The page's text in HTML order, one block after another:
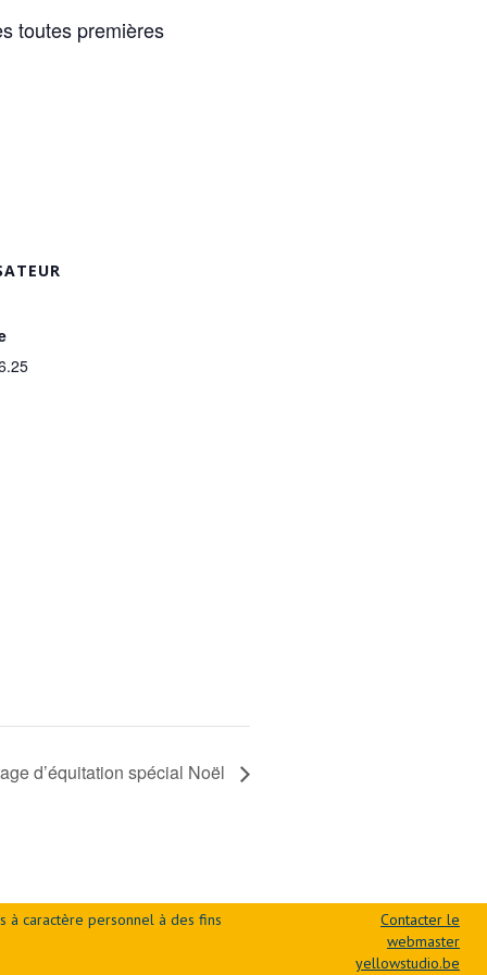
toutes premières
d’équitation spécial Noël
à caractère personnel à des fins
Contacter le
webmaster
yellowstudio.be